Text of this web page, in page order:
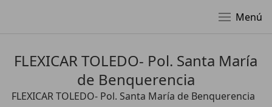
Menú
FLEXICAR TOLEDO- Pol. Santa María
de Benquerencia
FLEXICAR TOLEDO- Pol. Santa María de Benquerencia